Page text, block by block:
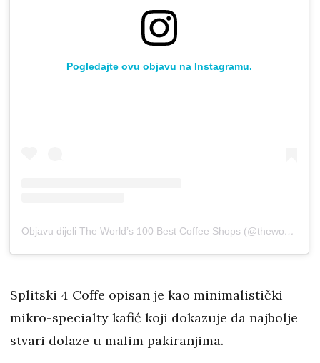
Pogledajte ovu objavu na Instagramu.
Objavu dijeli The World’s 100 Best Coffee Shops (@theworlds100bestcoffeeshops)
Splitski 4 Coffe opisan je kao minimalistički
mikro-specialty kafić koji dokazuje da najbolje
stvari dolaze u malim pakiranjima.